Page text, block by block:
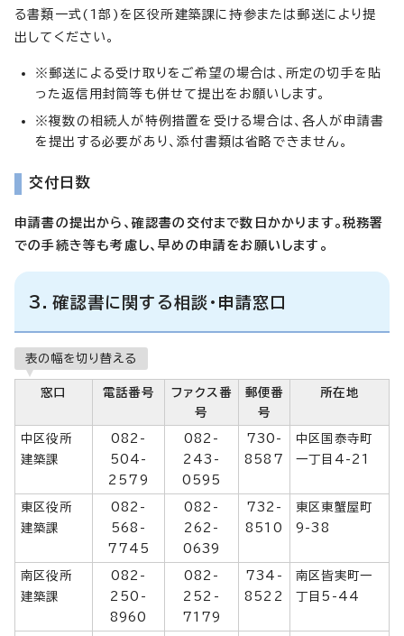
る書類一式(1部)を区役所建築課に持参または郵送により提
出してください。
※郵送による受け取りをご希望の場合は、所定の切手を貼
った返信用封筒等も併せて提出をお願いします。
※複数の相続人が特例措置を受ける場合は、各人が申請書
を提出する必要があり、添付書類は省略できません。
交付日数
申請書の提出から、確認書の交付まで数日かかります。税務署
での手続き等も考慮し、早めの申請をお願いします。
3．確認書に関する相談・申請窓口
表の幅を切り替える
窓口 電話番号
ファクス番
号
郵便番
号
所在地
中区役所
建築課
082-
504-
2579
082-
243-
0595
730-
8587
中区国泰寺町
一丁目4-21
東区役所
建築課
082-
568-
7745
082-
262-
0639
732-
8510
東区東蟹屋町
9-38
南区役所
建築課
082-
250-
8960
082-
252-
7179
734-
8522
南区皆実町一
丁目5-44